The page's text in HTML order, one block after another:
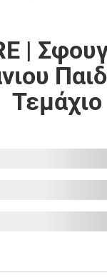
|
Τεμάχιο